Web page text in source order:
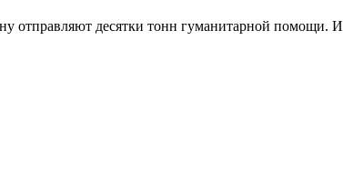
отправляют десятки тонн гуманитарной помощи. И